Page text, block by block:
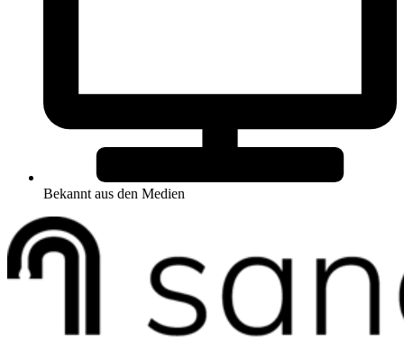
Bekannt aus den Medien